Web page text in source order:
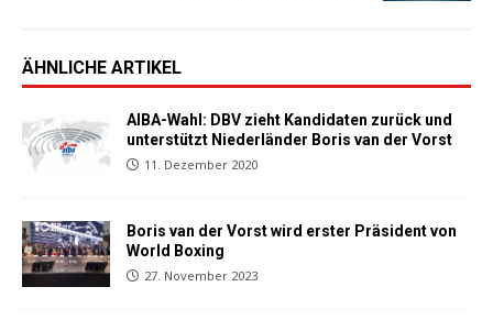
ÄHNLICHE ARTIKEL
AIBA-Wahl: DBV zieht Kandidaten zurück und
unterstützt Niederländer Boris van der Vorst
11. Dezember 2020
Boris van der Vorst wird erster Präsident von
World Boxing
27. November 2023